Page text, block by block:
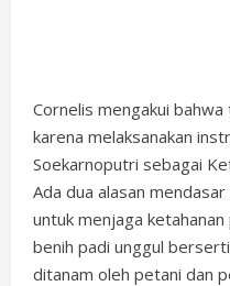
Cornelis mengakui
karena melaksanakan
Soekarnoputri sebagai
Ada dua alasan
untuk menjaga
benih padi unggul
ditanam oleh petani dan